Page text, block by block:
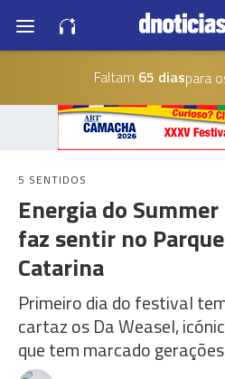
Faltam 65 diaspara
5 SENTIDOS
Energia do
faz sentir no
Catarina
Primeiro dia do festival
cartaz os Da Weasel,
que tem marcado gerações